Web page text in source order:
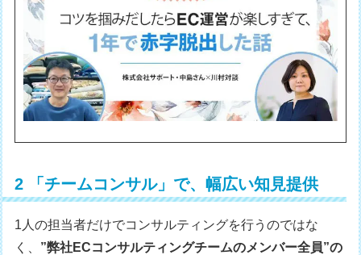
2 「チームコンサル」で、幅広い知見提供
1人の担当者だけでコンサルティングを行うのではな
く、 ”弊社ECコンサルティングチームのメンバー全員”の